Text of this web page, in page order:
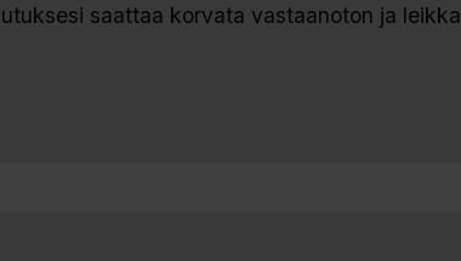
saattaa korvata vastaanoton ja